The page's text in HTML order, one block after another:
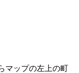
マップの左上の町